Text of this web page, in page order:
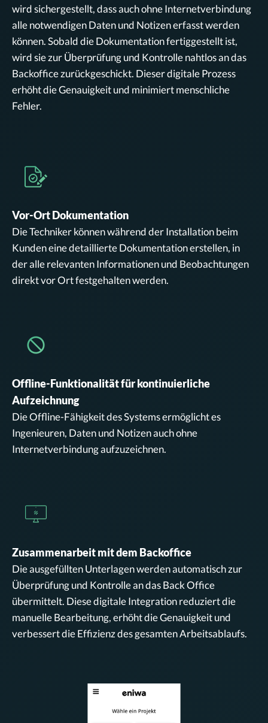
wird sichergestellt, dass auch ohne Internetverbindung
alle notwendigen Daten und Notizen erfasst werden
können. Sobald die Dokumentation fertiggestellt ist,
wird sie zur Überprüfung und Kontrolle nahtlos an das
Backoffice zurückgeschickt. Dieser digitale Prozess
erhöht die Genauigkeit und minimiert menschliche
Fehler.
Vor-Ort Dokumentation
Die Techniker können während der Installation beim
Kunden eine detaillierte Dokumentation erstellen, in
der alle relevanten Informationen und Beobachtungen
direkt vor Ort festgehalten werden.
Offline-Funktionalität für kontinuierliche
Aufzeichnung
Die Offline-Fähigkeit des Systems ermöglicht es
Ingenieuren, Daten und Notizen auch ohne
Internetverbindung aufzuzeichnen.
Zusammenarbeit mit dem Backoffice
Die ausgefüllten Unterlagen werden automatisch zur
Überprüfung und Kontrolle an das Back Office
übermittelt. Diese digitale Integration reduziert die
manuelle Bearbeitung, erhöht die Genauigkeit und
verbessert die Effizienz des gesamten Arbeitsablaufs.